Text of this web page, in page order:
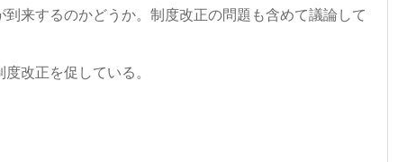
来するのかどうか。制度改正の問題も含めて議論して
改正を促している。